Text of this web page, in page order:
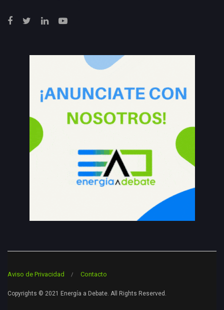
Aviso de Privacidad Contacto
Copyrights © 2021 Energía a Debate. All Rights Reserved.